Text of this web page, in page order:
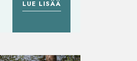
LUE LISÄÄ